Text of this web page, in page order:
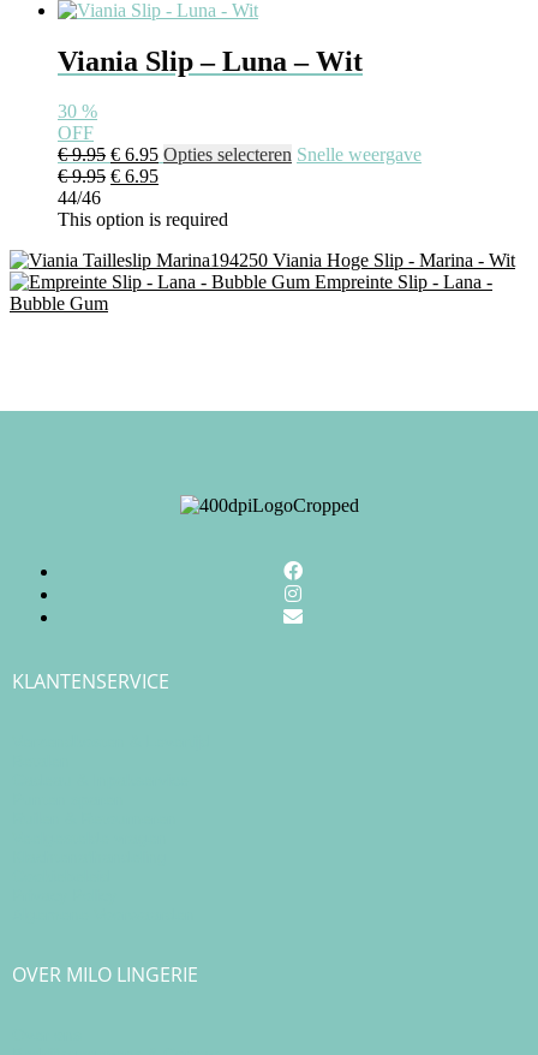
Viania Slip – Luna – Wit
30 %
OFF
€9.95 € 6.95 Opties selecteren Snelle weergave
€9.95 € 6.95
44/46
This option is required
Viania Hoge Slip - Marina - Wit
Empreinte Slip - Lana -
Bubble Gum
KLANTENSERVICE
OVER MILO LINGERIE